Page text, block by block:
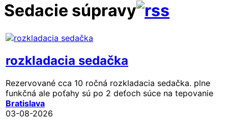
Sedacie súpravy
rozkladacia sedačka
Rezervované cca 10 ročná rozkladacia sedačka. plne
funkčná ale poťahy sú po 2 deťoch súce na tepovanie
Bratislava
03-08-2026